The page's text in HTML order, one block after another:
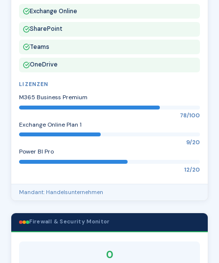
Exchange Online
SharePoint
Teams
OneDrive
LIZENZEN
M365 Business Premium
78/100
Exchange Online Plan 1
9/20
Power BI Pro
12/20
Mandant: Handelsunternehmen
Firewall & Security Monitor
0